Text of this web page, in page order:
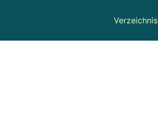
Verzeichnis